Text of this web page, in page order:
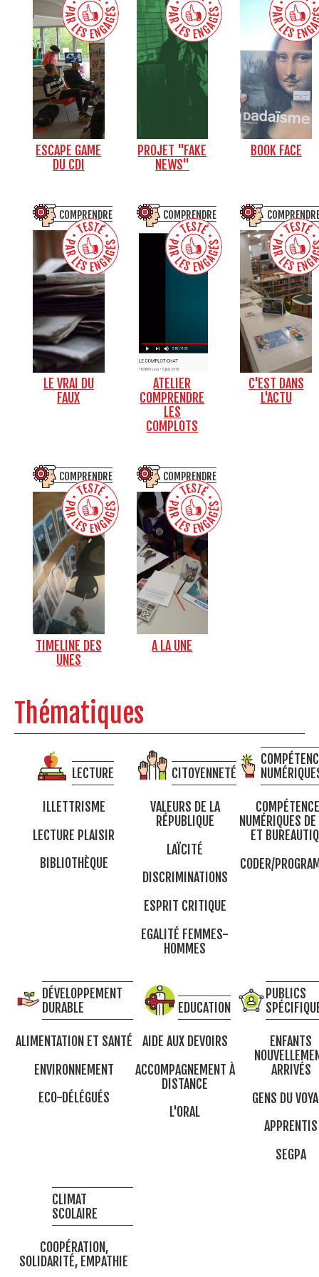
ESCAPE GAME
DU CDI
PROJET "FAKE
NEWS"
BOOK FACE
COMPRENDRE
LE VRAI DU
FAUX
COMPRENDRE
ATELIER
COMPRENDRE
LES
COMPLOTS
C'EST DANS
L'ACTU
COMPRENDRE
TIMELINE DES
UNES
COMPRENDRE
A LA UNE
Thématiques
LECTURE
ILLETTRISME
LECTURE PLAISIR
BIBLIOTHÈQUE
CITOYENNETÉ
VALEURS DE LA
RÉPUBLIQUE
LAÏCITÉ
DISCRIMINATIONS
ESPRIT CRITIQUE
EGALITÉ FEMMES-
HOMMES
NUMÉRIQUES
ET
CODER/
DÉVELOPPEMENT
DURABLE
ALIMENTATION ET SANTÉ
ENVIRONNEMENT
ECO-DÉLÉGUÉS
EDUCATION
AIDE AUX DEVOIRS
ACCOMPAGNEMENT À
DISTANCE
L'ORAL
PUBLICS
ENFANTS
ARRIVÉS
GENS DU
APPRENTIS
SEGPA
CLIMAT
SCOLAIRE
COOPÉRATION,
SOLIDARITÉ, EMPATHIE